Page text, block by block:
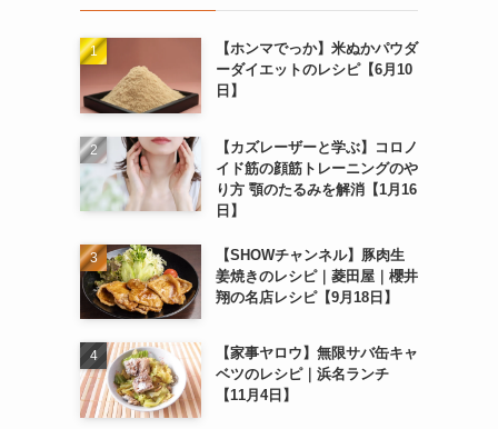
【ホンマでっか】米ぬかパウダ
ーダイエットのレシピ【6月10
日】
【カズレーザーと学ぶ】コロノ
イド筋の顔筋トレーニングのや
り方 顎のたるみを解消【1月16
日】
【SHOWチャンネル】豚肉生
姜焼きのレシピ｜菱田屋｜櫻井
翔の名店レシピ【9月18日】
【家事ヤロウ】無限サバ缶キャ
ベツのレシピ｜浜名ランチ
【11月4日】